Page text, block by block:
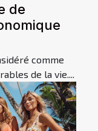
de
comme
de la vie....